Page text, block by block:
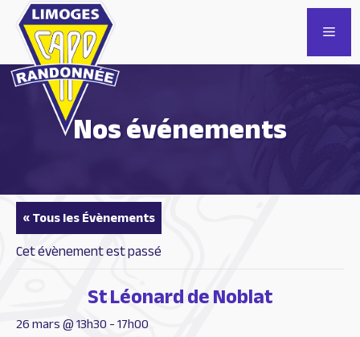
Aller
contenu
Nos événements
« Tous les Évènements
Cet évènement est passé
St Léonard de Noblat
26 mars @ 13h30-17h00